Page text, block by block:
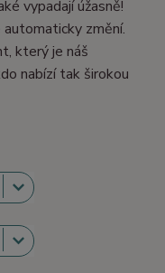
vypadají úžasně!
změní.
který je náš
nabízí tak širokou